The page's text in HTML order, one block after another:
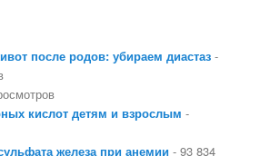
после родов: убираем диастаз -
кислот детям и взрослым -
железа при анемии - 93 834